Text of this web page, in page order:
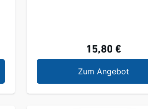
15,80 €
Zum Angebot